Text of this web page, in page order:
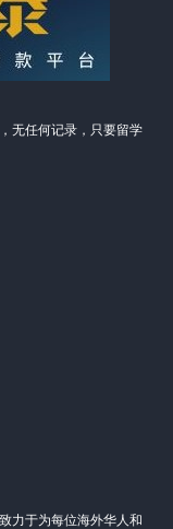
无任何记录，只要留学
力于为每位海外华人和